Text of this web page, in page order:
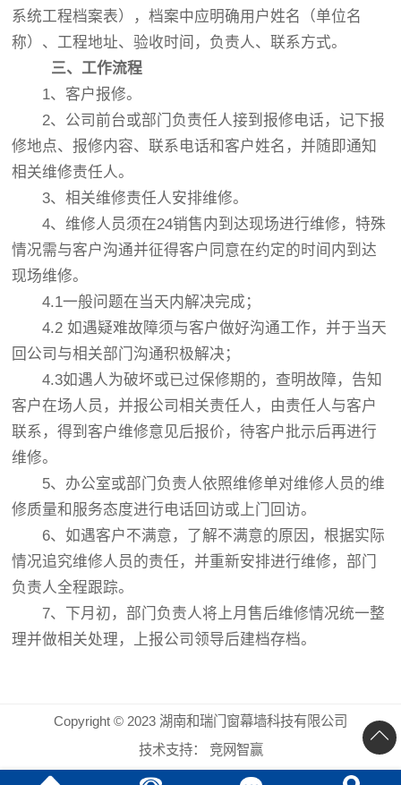
系统工程档案表），档案中应明确用户姓名（单位名
称）、工程地址、验收时间，负责人、联系方式。
三、工作流程
1、客户报修。
2、公司前台或部门负责任人接到报修电话，记下报
修地点、报修内容、联系电话和客户姓名，并随即通知
相关维修责任人。
3、相关维修责任人安排维修。
4、维修人员须在24销售内到达现场进行维修，特殊
情况需与客户沟通并征得客户同意在约定的时间内到达
现场维修。
4.1一般问题在当天内解决完成；
4.2 如遇疑难故障须与客户做好沟通工作，并于当天
回公司与相关部门沟通积极解决；
4.3如遇人为破坏或已过保修期的，查明故障，告知
客户在场人员，并报公司相关责任人，由责任人与客户
联系，得到客户维修意见后报价，待客户批示后再进行
维修。
5、办公室或部门负责人依照维修单对维修人员的维
修质量和服务态度进行电话回访或上门回访。
6、如遇客户不满意，了解不满意的原因，根据实际
情况追究维修人员的责任，并重新安排进行维修，部门
负责人全程跟踪。
7、下月初，部门负责人将上月售后维修情况统一整
理并做相关处理，上报公司领导后建档存档。
Copyright © 2023 湖南和瑞门窗幕墙科技有限公司
技术支持：
竞网智赢